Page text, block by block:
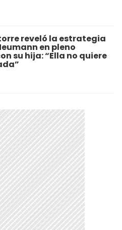
reveló la estrategia
en pleno
su hija: “Ella no quiere